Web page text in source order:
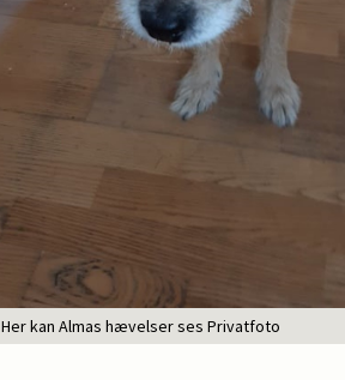
Her kan Almas hævelser ses Privatfoto